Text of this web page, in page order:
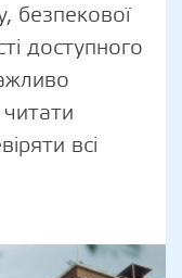
безпекової
доступного
всі